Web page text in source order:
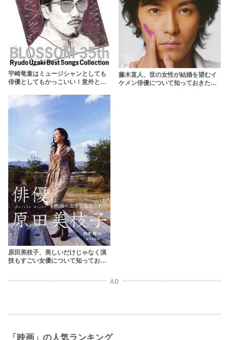
宇崎竜童はミュージシャンとしても
俳優としてもかっこいい！意外と知
藤木直人、世の女性が結婚を望むイ
ケメン俳優について知っておきたい
原田美枝子、美しいだけじゃなく演
技もすごい女優について知っておき
AD
「映画」の人気ランキング